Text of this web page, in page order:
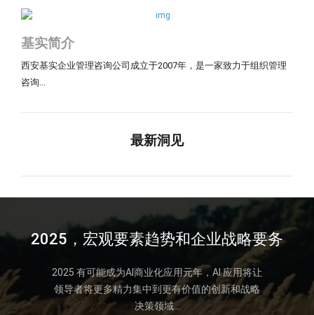
基实简介
西安基实企业管理咨询公司成立于2007年，是一家致力于组织管理
咨询...
最新洞见
2025，宏观要素趋势和企业战略要务
2025 有可能成为AI商业化应用元年，AI 应用将让
领导者将更多精力集中到更有价值的创新和战略
决策领域...